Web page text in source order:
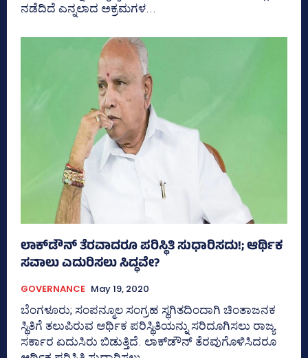
ನಡೆದಿದೆ ಎನ್ನಲಾದ ಅಕ್ರಮಗಳ...
ಲಾಕ್‌ಡೌನ್‌ ತೆರವಾದರೂ ಪರಿಸ್ಥಿತಿ ಸುಧಾರಿಸದು!; ಆರ್ಥಿಕ
ಸವಾಲು ಎದುರಿಸಲು ಸಿದ್ಧವೇ?
GOVERNANCE May 19, 2020
ಬೆಂಗಳೂರು; ಸಂಪನ್ಮೂಲ ಸಂಗ್ರಹ ಸ್ಥಗಿತದಿಂದಾಗಿ ಚಿಂತಾಜನಕ
ಸ್ಥಿತಿಗೆ ತಲುಪಿರುವ ಆರ್ಥಿಕ ಪರಿಸ್ಥಿತಿಯನ್ನು ಸರಿದೂಗಿಸಲು ರಾಜ್ಯ
ಸರ್ಕಾರ ಏದುಸಿರು ಬಿಡುತ್ತಿದೆ. ಲಾಕ್‌ಡೌನ್‌ ತೆರವುಗೊಳಿಸಿದರೂ